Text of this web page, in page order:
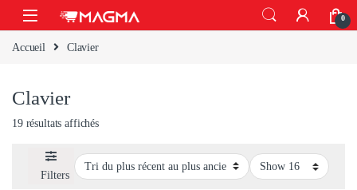
Skip to navigation
Skip to content
Open 0
Accueil Clavier
Clavier
19 résultats affichésTrié du plus récent au plus ancien
Filters